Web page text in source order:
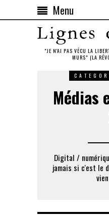
Menu
"JE N'AI PAS VÉCU LA
MURS" (LA
Médias
Digital /
jamais si c'est le